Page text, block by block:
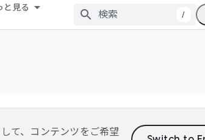
と見る
/
て、コンテンツをご希望